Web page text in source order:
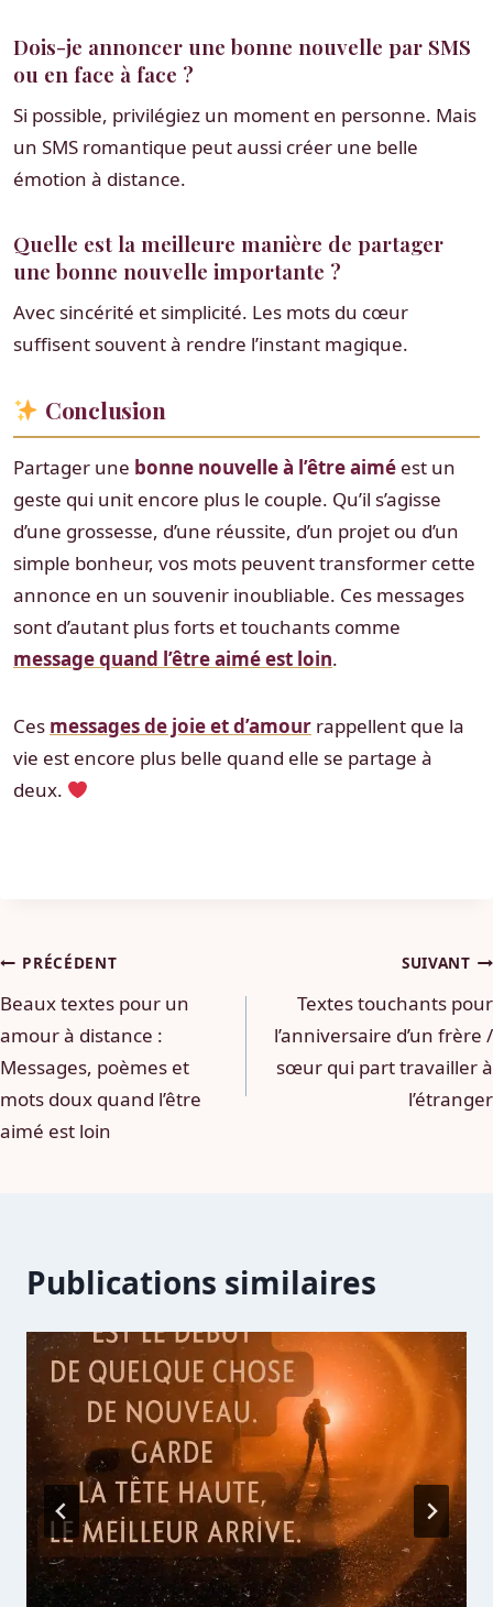
Dois-je annoncer une bonne nouvelle par SMS
ou en face à face ?
Si possible, privilégiez un moment en personne. Mais
un SMS romantique peut aussi créer une belle
émotion à distance.
Quelle est la meilleure manière de partager
une bonne nouvelle importante ?
Avec sincérité et simplicité. Les mots du cœur
suffisent souvent à rendre l’instant magique.
Conclusion
Partager une bonne nouvelle à l’être aimé est un
geste qui unit encore plus le couple. Qu’il s’agisse
d’une grossesse, d’une réussite, d’un projet ou d’un
simple bonheur, vos mots peuvent transformer cette
annonce en un souvenir inoubliable. Ces messages
sont d’autant plus forts et touchants comme
message quand l’être aimé est loin.
Ces messages de joie et d’amour rappellent que la
vie est encore plus belle quand elle se partage à
deux.
Navigation
de
l’article
PRÉCÉDENT
Beaux textes pour un
amour à distance :
Messages, poèmes et
mots doux quand l’être
aimé est loin
SUIVANT
Textes touchants pour
l’anniversaire d’un frère /
sœur qui part travailler à
l’étranger
Publications similaires